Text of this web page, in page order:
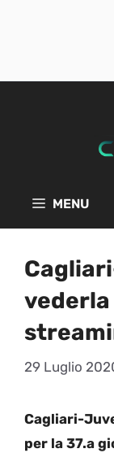
MENU
29 Luglio
Cagliari-
per la 37.a